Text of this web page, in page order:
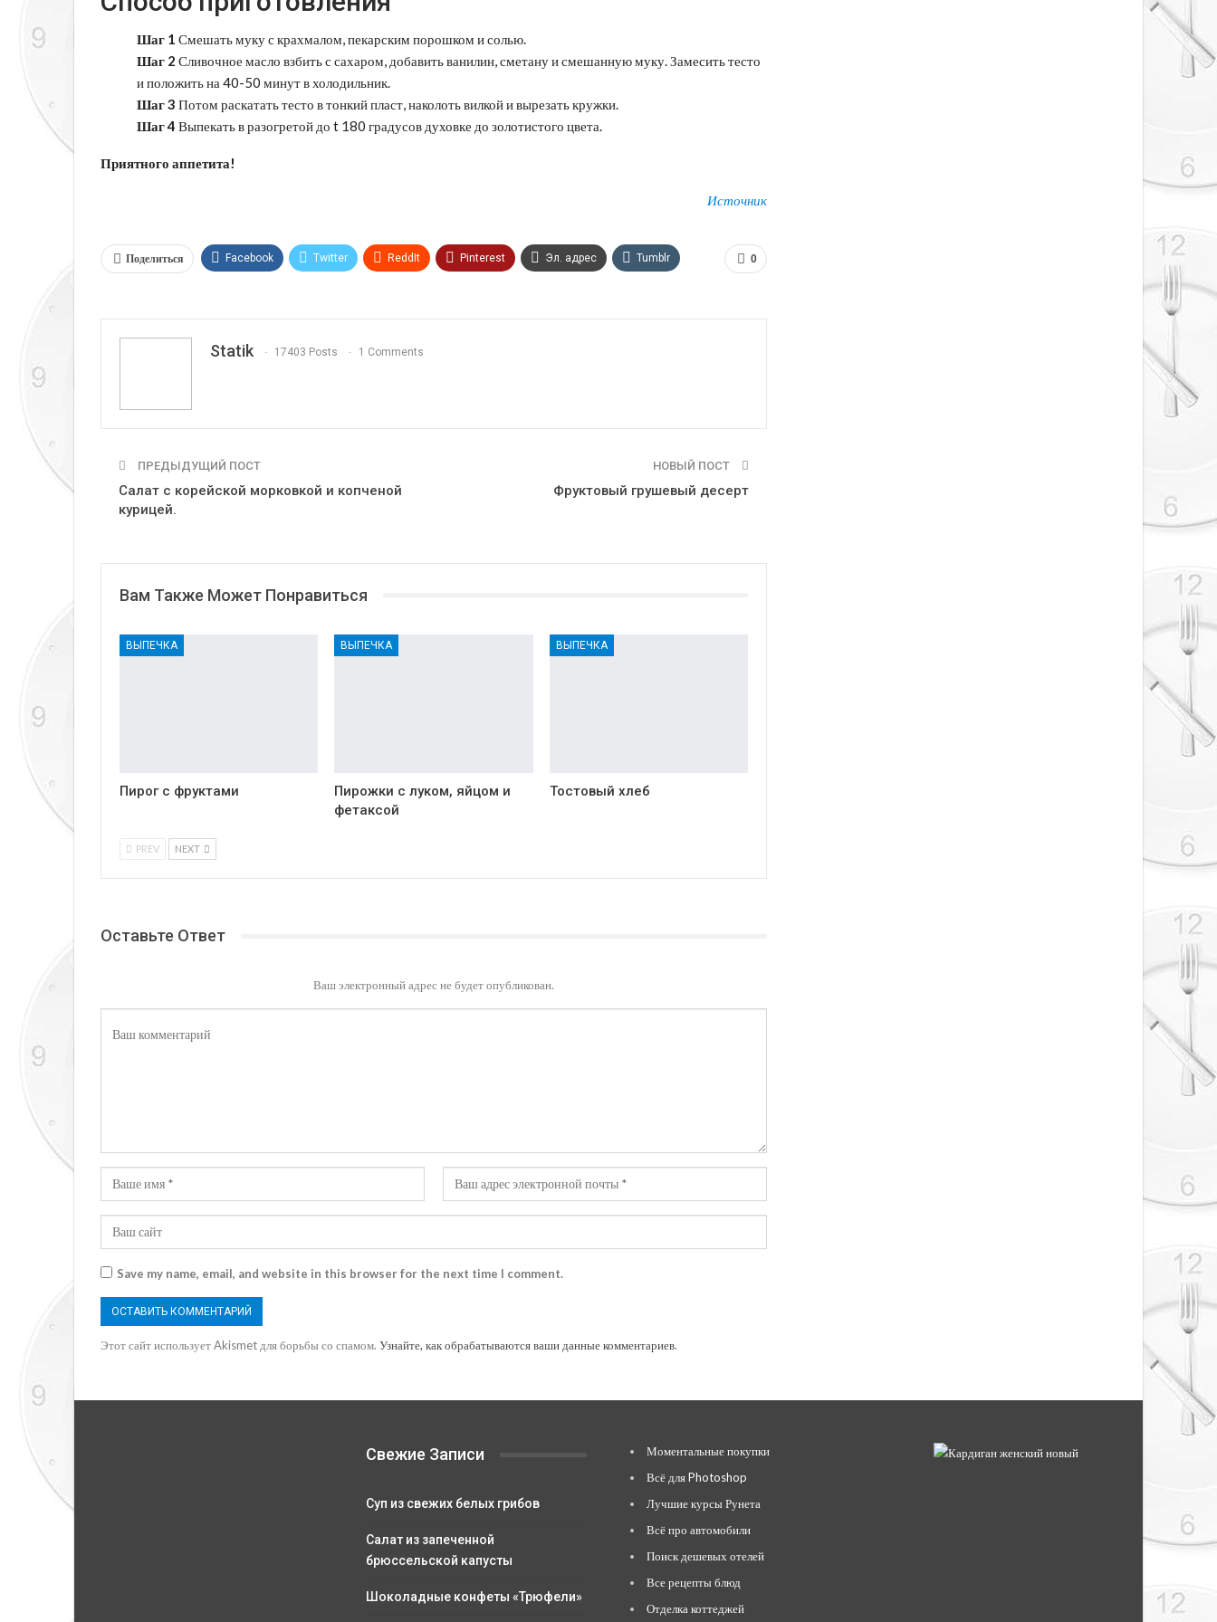
Шаг 1 Смешать муку с крахмалом, пекарским порошком и солью.
Шаг 2 Сливочное масло взбить с сахаром, добавить ванилин, сметану и смешанную муку. Замесить тесто
и положить на 40-50 минут в холодильник.
Шаг 3 Потом раскатать тесто в тонкий пласт, наколоть вилкой и вырезать кружки.
Шаг 4 Выпекать в разогретой до t 180 градусов духовке до золотистого цвета.
Приятного аппетита!
Источник
0
Поделиться Facebook Twitter ReddIt Pinterest Эл. адрес Tumblr
Statik 17403 Posts 1 Comments
ПРЕДЫДУЩИЙ ПОСТ
Салат с корейской морковкой и копченой
курицей.
НОВЫЙ ПОСТ
Фруктовый грушевый десерт
Вам Также Может Понравиться
ВЫПЕЧКА
Пирог с фруктами
ВЫПЕЧКА
Пирожки с луком, яйцом и
фетаксой
ВЫПЕЧКА
Тостовый хлеб
PREV NEXT
Оставьте Ответ
Ваш электронный адрес не будет опубликован.
Save my name, email, and website in this browser for the next time I comment.
Этот сайт использует Akismet для борьбы со спамом. Узнайте, как обрабатываются ваши данные комментариев.
Свежие Записи
Суп из свежих белых грибов
Салат из запеченной
брюссельской капусты
Шоколадные конфеты «Трюфели»
Моментальные покупки
Всё для Photoshop
Лучшие курсы Рунета
Всё про автомобили
Поиск дешевых отелей
Все рецепты блюд
Отделка коттеджей